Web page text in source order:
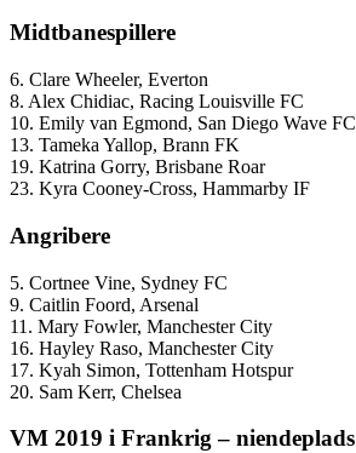
Midtbanespillere
6. Clare Wheeler, Everton
8. Alex Chidiac, Racing Louisville FC
10. Emily van Egmond, San Diego Wave FC
13. Tameka Yallop, Brann FK
19. Katrina Gorry, Brisbane Roar
23. Kyra Cooney-Cross, Hammarby IF
Angribere
5. Cortnee Vine, Sydney FC
9. Caitlin Foord, Arsenal
11. Mary Fowler, Manchester City
16. Hayley Raso, Manchester City
17. Kyah Simon, Tottenham Hotspur
20. Sam Kerr, Chelsea
VM 2019 i Frankrig – niendeplads